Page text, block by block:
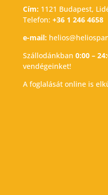
Cím:1121 Budapest,
Telefon: +36 1 246 4658
e-mail:
Szállodánkban 0:00 –
vendégeinket!
A foglalását online is